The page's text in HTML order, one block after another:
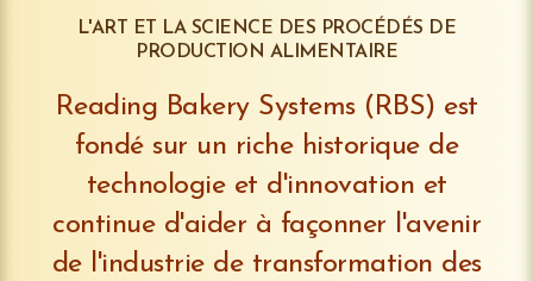
L'ART ET LA SCIENCE DES PROCÉDÉS DE
PRODUCTION ALIMENTAIRE
Reading Bakery Systems (RBS) est
fondé sur un riche historique de
technologie et d'innovation et
continue d'aider à façonner l'avenir
de l'industrie de transformation des